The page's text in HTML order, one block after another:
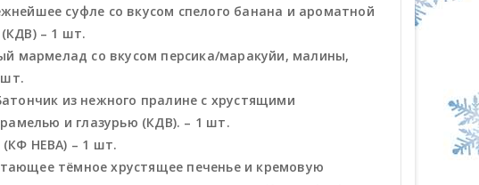
суфле со вкусом спелого банана и ароматной
– 1 шт.
мармелад со вкусом персика/маракуйи, малины,
шт.
из нежного пралине с хрустящими
и глазурью (КДВ). – 1 шт.
(КФ НЕВА) – 1 шт.
тёмное хрустящее печенье и кремовую